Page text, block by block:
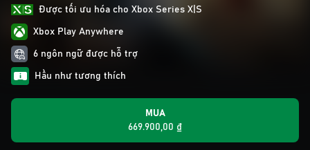
Được tối ưu hóa cho Xbox Series X|S
Xbox Play Anywhere
6 ngôn ngữ được hỗ trợ
Hầu như tương thích
MUA
669.900,00 ₫